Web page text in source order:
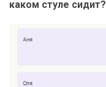
каком стуле сидит?